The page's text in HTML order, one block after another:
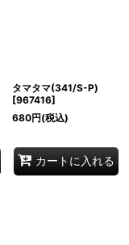
タマタマ(341/S-P)
[967416]
680円(税込)
カートに入れる